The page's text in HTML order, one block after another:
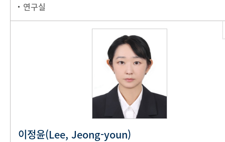
연구실
이정윤(Lee, Jeong-youn)